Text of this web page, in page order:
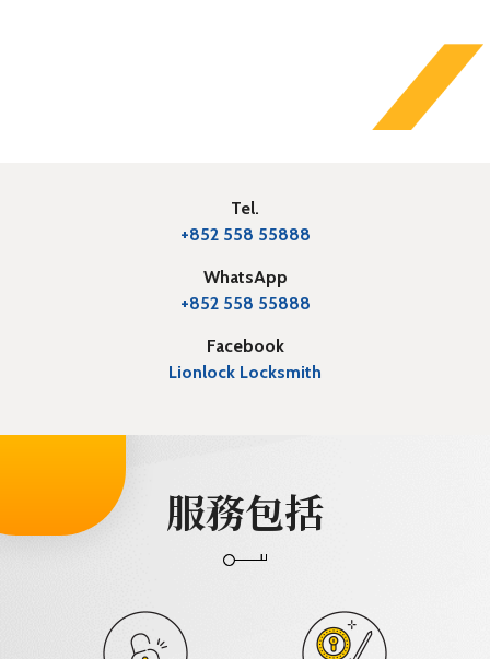
Tel.
+852 558 55888
WhatsApp
+852 558 55888
Facebook
Lionlock Locksmith
服務包括